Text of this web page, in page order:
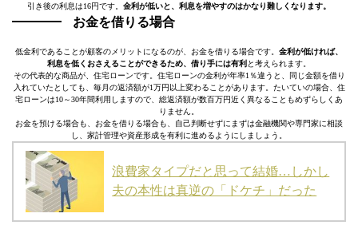
引き後の利息は16円です。 金利が低いと、利息を増やすのはかなり難しくなります。
お金を借りる場合
低金利であることが顧客のメリットになるのが、お金を借りる場合です。 金利が低ければ、
利息を低くおさえることができるため、借り手には有利 と考えられます。
その代表的な商品が、住宅ローンです。住宅ローンの金利が年率1％違うと、同じ金額を借り
入れていたとしても、毎月の返済額が1万円以上変わることがあります。たいていの場合、住
宅ローンは10～30年間利用しますので、総返済額が数百万円近く異なることもめずらしくあ
りません。
お金を預ける場合も、お金を借りる場合も、自己判断せずにまずは金融機関や専門家に相談
し、家計管理や資産形成を有利に進めるようにしましょう。
浪費家タイプだと思って結婚…しかし
夫の本性は真逆の「ドケチ」だった